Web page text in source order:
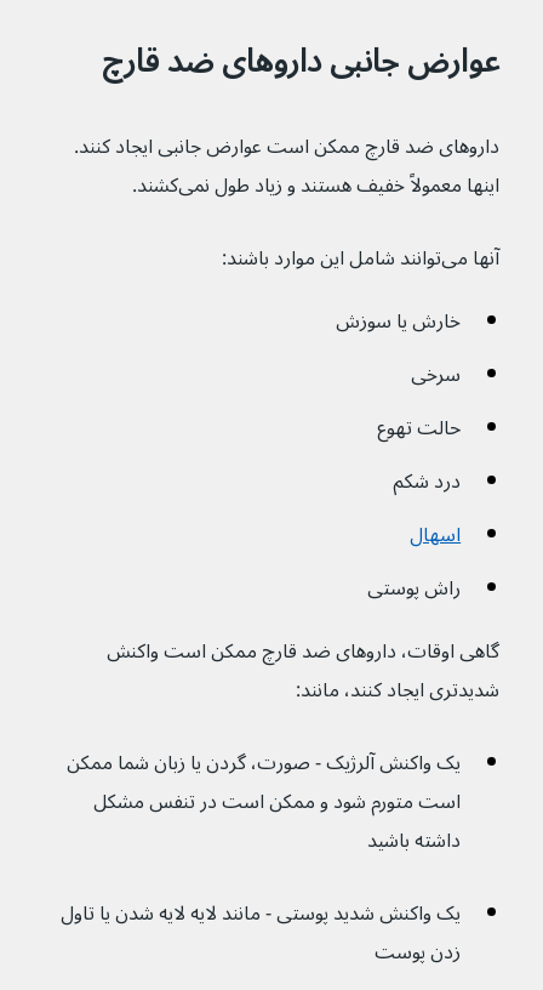
عوارض جانبی داروهای ضد قارچ
داروهای ضد قارچ ممکن است عوارض جانبی ایجاد کنند.
اینها معمولاً خفیف هستند و زیاد طول نمی‌کشند.
آنها می‌توانند شامل این موارد باشند:
خارش یا سوزش
سرخی
حالت تهوع
درد شکم
اسهال
راش پوستی
گاهی اوقات، داروهای ضد قارچ ممکن است واکنش
شدیدتری ایجاد کنند، مانند:
یک واکنش آلرژیک - صورت، گردن یا زبان شما ممکن
است متورم شود و ممکن است در تنفس مشکل
داشته باشید
یک واکنش شدید پوستی - مانند لایه لایه شدن یا تاول
زدن پوست